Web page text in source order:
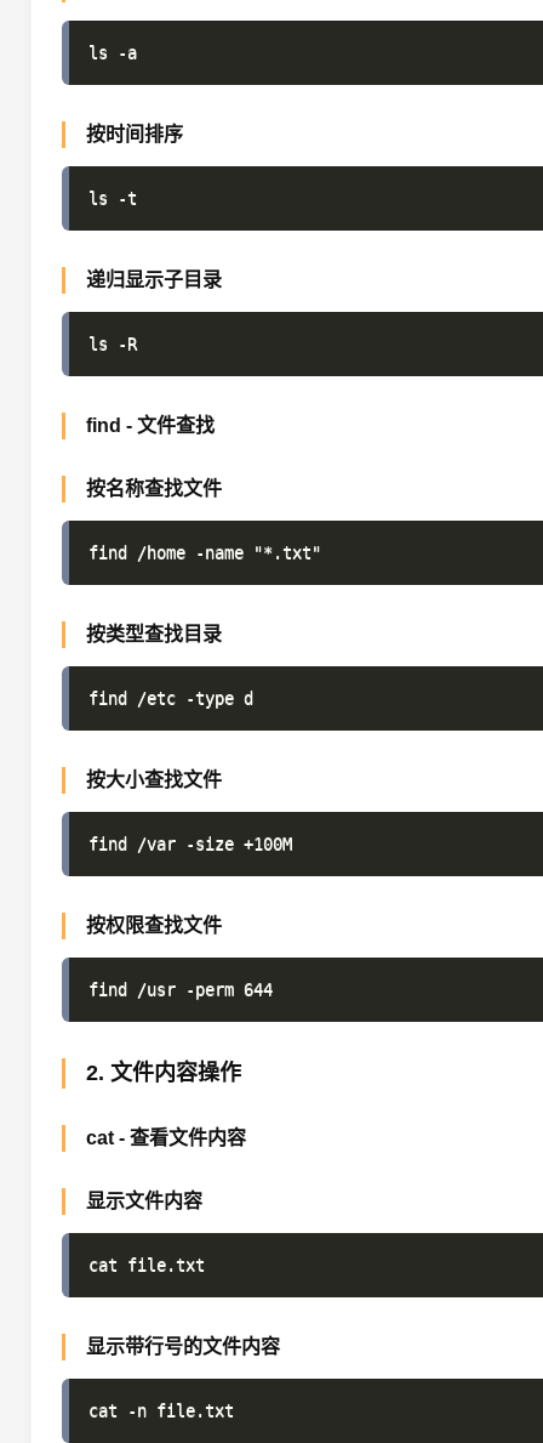
按时间排序
递归显示子目录
find - 文件查找
按名称查找文件
按类型查找目录
按大小查找文件
按权限查找文件
2. 文件内容操作
cat - 查看文件内容
显示文件内容
显示带行号的文件内容